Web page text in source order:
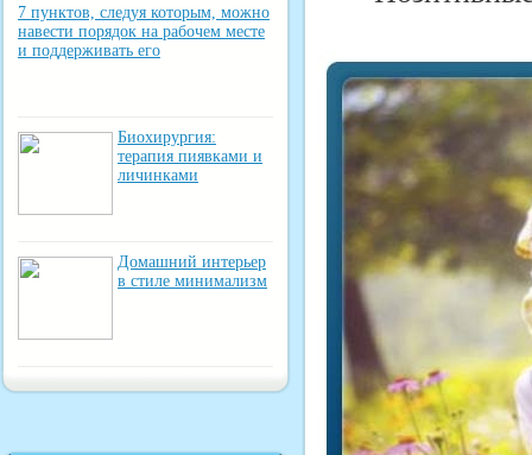
7 пунктов, следуя которым, можно
навести порядок на рабочем месте
и поддерживать его
Биохирургия:
терапия пиявками и
личинками
Домашний интерьер
в стиле минимализм